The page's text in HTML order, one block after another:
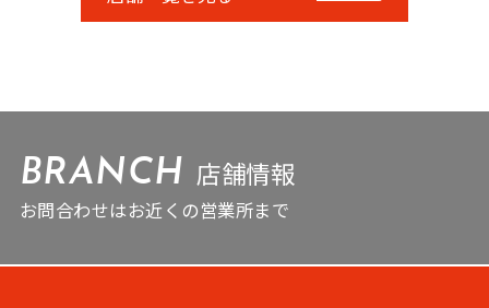
BRANCH 店舗情報
お問合わせはお近くの営業所まで